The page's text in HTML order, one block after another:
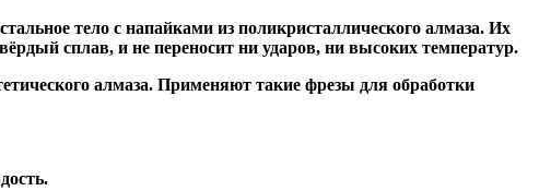
тело с напайками из поликристаллического алмаза. Их
сплав, и не переносит ни ударов, ни высоких температур.
алмаза. Применяют такие фрезы для обработки